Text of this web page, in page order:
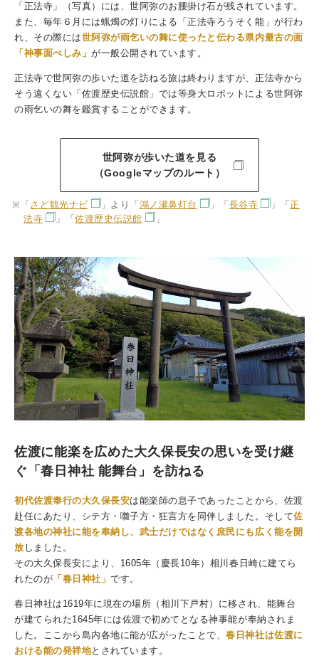
「正法寺」（写真）には、世阿弥のお腰掛け石が残されています。
また、毎年６月には蝋燭の灯りによる「正法寺ろうそく能」が行わ
れ、その際には世阿弥が雨乞いの舞に使ったと伝わる県内最古の面
「神事面べしみ」が一般公開されています。
正法寺で世阿弥の歩いた道を訪ねる旅は終わりますが、正法寺から
そう遠くない「佐渡歴史伝説館」では等身大ロボットによる世阿弥
の雨乞いの舞を鑑賞することができます。
世阿弥が歩いた道を見る
（Googleマップのルート）
「 さど観光ナビ 」より「 鴻ノ瀬鼻灯台 」「 長谷寺 」「正
法寺
」「佐渡歴史伝説館 」
佐渡に能楽を広めた大久保長安の思いを受け継
ぐ「春日神社 能舞台」を訪ねる
初代佐渡奉行の大久保長安は能楽師の息子であったことから、佐渡
赴任にあたり、シテ方・囃子方・狂言方を同伴しました。そして佐
渡各地の神社に能を奉納し、武士だけではなく庶民にも広く能を開
放 しました。
その大久保長安により、1605年（慶長10年）相川春日崎に建てら
れたのが 「春日神社」です。
春日神社は1619年に現在の場所（相川下戸村）に移され、能舞台
が建てられた1645年には佐渡で初めてとなる神事能が奉納されま
した。ここから島内各地に能が広がったことで、春日神社は佐渡に
おける能の発祥地とされています。